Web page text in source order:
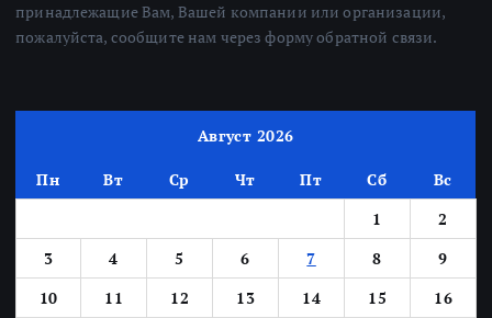
принадлежащие Вам, Вашей компании или организации,
пожалуйста, сообщите нам через форму обратной связи.
Август 2026
Пн Вт Ср Чт Пт Сб
Вс
1
2
3
4 5 6 7 8
9
10
11 12 13 14 15
16